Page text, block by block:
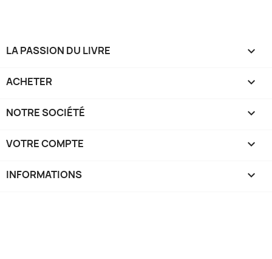
LA PASSION DU LIVRE 
ACHETER 
NOTRE SOCIÉTÉ 
VOTRE COMPTE 
INFORMATIONS keyboard_arrow_down